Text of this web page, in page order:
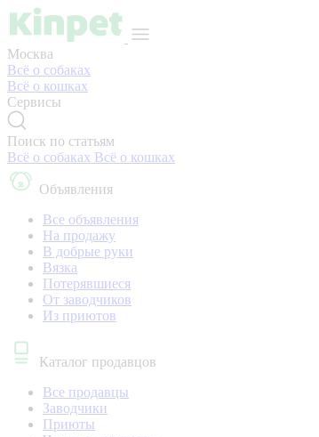
Москва
Всё о собаках
Всё о кошках
Сервисы
Поиск по статьям
Всё о собаках Всё о кошках
Объявления
Все объявления
На продажу
В добрые руки
Вязка
Потерявшиеся
От заводчиков
Из приютов
Каталог продавцов
Все продавцы
Заводчики
Приюты